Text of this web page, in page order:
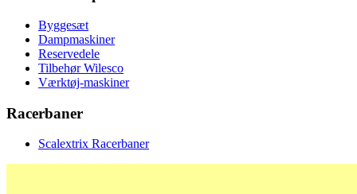
Byggesæt
Dampmaskiner
Reservedele
Tilbehør Wilesco
Værktøj-maskiner
Racerbaner
Scalextrix Racerbaner